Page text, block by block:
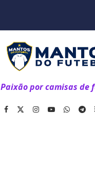
Paixão por camisas de